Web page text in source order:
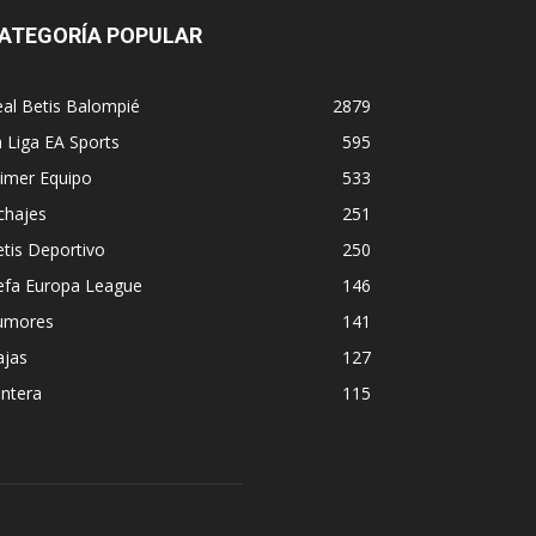
POPULAR
Betis Balompié
2879
Liga EA Sports
595
Equipo
533
251
Deportivo
250
Europa League
146
141
127
115